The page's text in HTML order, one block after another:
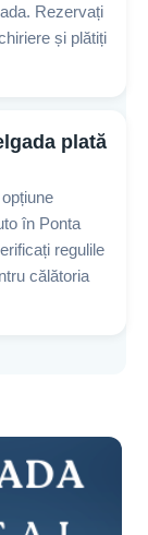
Rezervați
și plătiți
plată
în Ponta
regulile
călătoria